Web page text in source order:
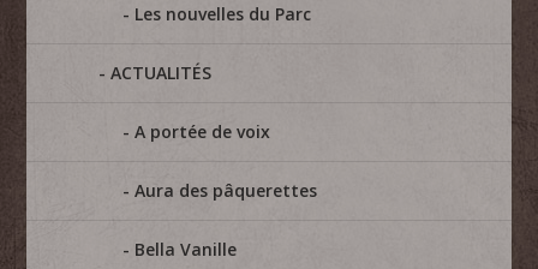
Les nouvelles du Parc
ACTUALITÉS
A portée de voix
Aura des pâquerettes
Bella Vanille